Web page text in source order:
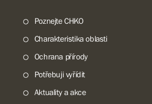
Poznejte CHKO
Charakteristika oblasti
Ochrana přírody
Potřebuji vyřídit
Aktuality a akce